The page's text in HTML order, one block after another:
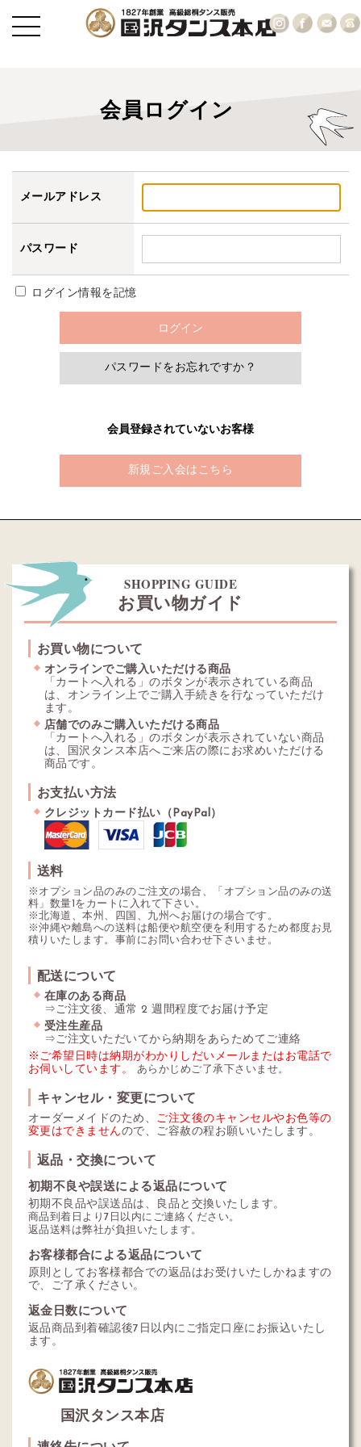
会員ログイン
メールアドレス
パスワード
ログイン情報を記憶
パスワードをお忘れですか？
会員登録されていないお客様
新規ご入会はこちら
SHOPPING GUIDE
お買い物ガイド
お買い物について
オンラインでご購入いただける商品
「カートへ入れる」のボタンが表示されている商品
は、オンライン上でご購入手続きを行なっていただけ
ます。
店舗でのみご購入いただける商品
「カートへ入れる」のボタンが表示されていない商品
は、国沢タンス本店へご来店の際にお求めいただける
商品です。
お支払い方法
クレジットカード払い（PayPal）
送料
※オプション品のみのご注文の場合、「オプション品のみの送
料」数量1をカートに入れて下さい。
※北海道、本州、四国、九州へお届けの場合です。
※沖縄や離島への送料は船便や航空便を利用するため都度お見
積りいたします。事前にお問い合わせ下さいませ。
配送について
在庫のある商品
⇒ご注文後、通常 2 週間程度でお届け予定
受注生産品
⇒ご注文いただいてから納期をあらためてご連絡
※ご希望日時は納期がわかりしだいメールまたはお電話で
お伺いしています。
あらかじめご了承下さいませ。
キャンセル・変更について
オーダーメイドのため、 ご注文後のキャンセルやお色等の
変更はできませんので、ご容赦の程お願いいたします。
返品・交換について
初期不良や誤送による返品について
初期不良品や誤送品は、良品と交換いたします。
商品到着日より7日以内にご連絡ください。
返品送料は弊社が負担いたします。
お客様都合による返品について
原則としてお客様都合での返品はお受けいたしかねますの
で、ご了承ください。
返金日数について
返品商品到着確認後7日以内にご指定口座にお振込いたし
ます。
国沢タンス本店